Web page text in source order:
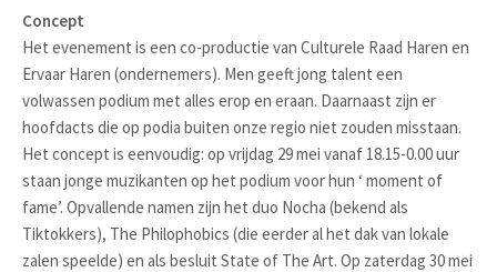
Concept
Het evenement is een co-productie van Culturele Raad Haren en
Ervaar Haren (ondernemers). Men geeft jong talent een
volwassen podium met alles erop en eraan. Daarnaast zijn er
hoofdacts die op podia buiten onze regio niet zouden misstaan.
Het concept is eenvoudig: op vrijdag 29 mei vanaf 18.15-0.00 uur
staan jonge muzikanten op het podium voor hun ‘ moment of
fame’. Opvallende namen zijn het duo Nocha (bekend als
Tiktokkers), The Philophobics (die eerder al het dak van lokale
zalen speelde) en als besluit State of The Art. Op zaterdag 30 mei